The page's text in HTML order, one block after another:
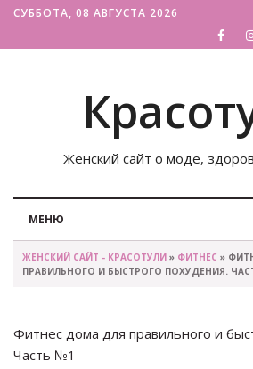
СУББОТА, 08 АВГУСТА 2026
Женский сайт о моде,
МЕНЮ
ЖЕНСКИЙ САЙТ - КРАСОТУЛИ » ФИТНЕС »
ПРАВИЛЬНОГО И БЫСТРОГО ПОХУДЕНИЯ.
Фитнес дома для правильного и
Часть №1